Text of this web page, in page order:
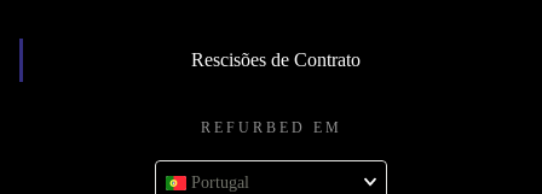
Rescisões de Contrato
REFURBED EM
Portugal